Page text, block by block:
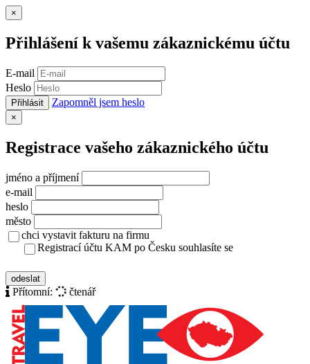
×
Přihlášení k vašemu zákaznickému účtu
E-mail
Heslo
Přihlásit Zapomněl jsem heslo
×
Registrace vašeho zákaznického účtu
jméno a příjmení
e-mail
heslo
město
chci vystavit fakturu na firmu
Registrací účtu KAM po Česku souhlasíte se
odeslat
Přítomní: čtenář